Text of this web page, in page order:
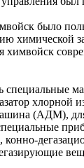
было
химической
химвойск
специальные
хлорной
(АДМ),